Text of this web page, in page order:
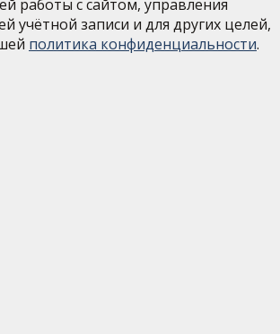
работы с сайтом, управления
учётной записи и для других целей,
политика конфиденциальности.